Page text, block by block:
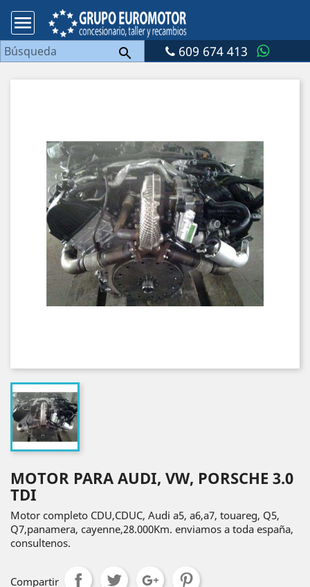

 609 674 413
MOTOR PARA AUDI, VW, PORSCHE 3.0
TDI
Motor completo CDU,CDUC, Audi a5, a6,a7, touareg, Q5,
Q7,panamera, cayenne,28.000Km. enviamos a toda españa,
consultenos.
Compartir